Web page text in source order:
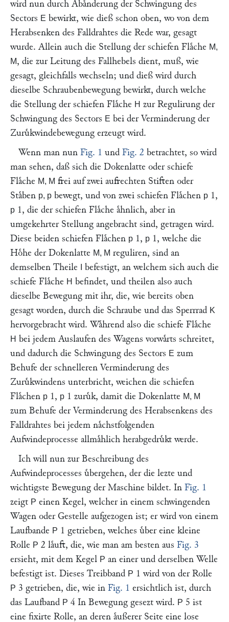
wird nun durch Abaͤnderung der Schwingung des
Sectors E bewirkt, wie dieß schon oben, wo von dem
Herabsenken des Falldrahtes die Rede war, gesagt
wurde. Allein auch die Stellung der schiefen Flaͤche M,
M, die zur Leitung des Fallhebels dient, muß, wie
gesagt, gleichfalls wechseln; und dieß wird durch
dieselbe Schraubenbewegung bewirkt, durch welche
die Stellung der schiefen Flaͤche H zur Regulirung der
Schwingung des Sectors E bei der Verminderung der
Zuruͤkwindebewegung erzeugt wird.
Wenn man nun Fig. 1 und Fig. 2 betrachtet, so wird
man sehen, daß sich die Dokenlatte oder schiefe
Flaͤche M, M frei auf zwei aufrechten Stiften oder
Staͤben p, p bewegt, und von zwei schiefen Flaͤchen p 1,
p 1, die der schiefen Flaͤche aͤhnlich, aber in
umgekehrter Stellung angebracht sind, getragen wird.
Diese beiden schiefen Flaͤchen p 1, p 1, welche die
Hoͤhe der Dokenlatte M, M reguliren, sind an
demselben Theile
befestigt, an welchem sich auch die
schiefe Flaͤche H befindet, und theilen also auch
dieselbe Bewegung mit ihr, die, wie bereits oben
gesagt worden, durch die Schraube und das Sperrrad K
hervorgebracht wird. Waͤhrend also die schiefe Flaͤche
H bei jedem Auslaufen des Wagens vorwaͤrts schreitet,
und dadurch die Schwingung des Sectors E zum
Behufe der schnelleren Verminderung des
Zuruͤkwindens unterbricht, weichen die schiefen
Flaͤchen p 1, p 1 zuruͤk, damit die Dokenlatte M, M
zum Behufe der Verminderung des Herabsenkens des
Falldrahtes bei jedem naͤchstfolgenden
Aufwindeprocesse allmaͤhlich herabgedruͤkt werde.
Ich will nun zur Beschreibung des
Aufwindeprocesses uͤbergehen, der die lezte und
wichtigste Bewegung der Maschine bildet. In Fig. 1
zeigt P einen Kegel, welcher in einem schwingenden
Wagen oder Gestelle aufgezogen ist; er wird von einem
Laufbande P 1 getrieben, welches uͤber eine kleine
Rolle P 2 laͤuft, die, wie man am besten aus Fig. 3
ersieht, mit dem Kegel P an einer und derselben Welle
befestigt ist. Dieses Treibband P 1 wird von der Rolle
P 3 getrieben, die, wie in Fig. 1 ersichtlich ist, durch
das Laufband P 4 In Bewegung gesezt wird. P 5 ist
eine fixirte Rolle, an deren aͤußerer Seite eine lose